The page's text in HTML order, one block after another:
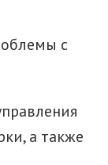
с
а также